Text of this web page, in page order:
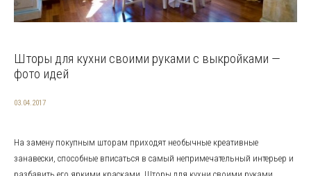
Шторы для кухни своими руками с выкройками —
фото идей
03.04.2017
На замену покупным шторам приходят необычные креативные
занавески, способные вписаться в самый непримечательный интерьер и